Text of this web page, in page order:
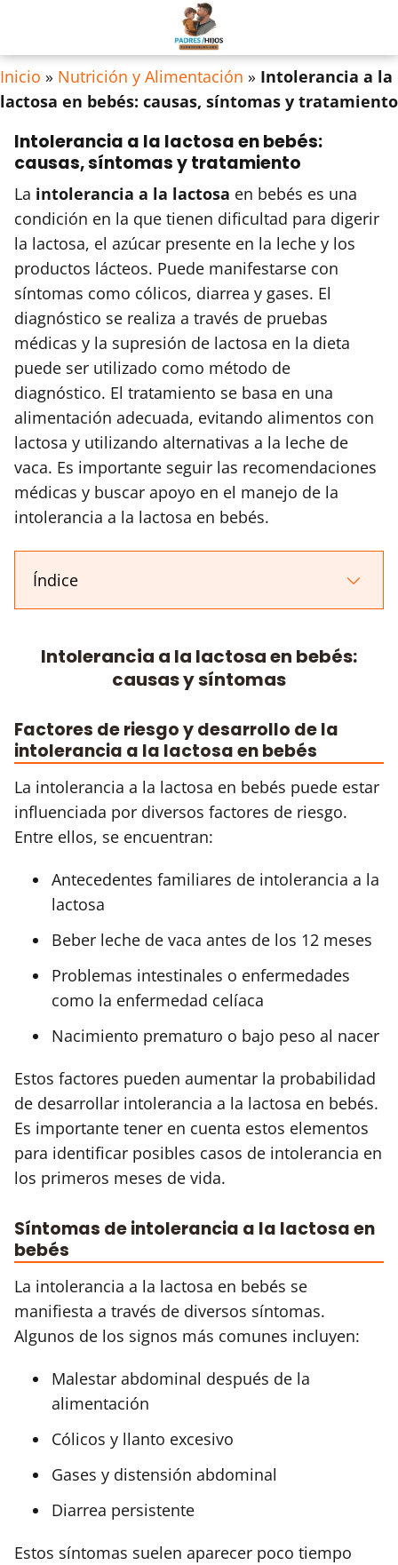
Inicio » Nutrición y Alimentación » Intolerancia a la
lactosa en bebés: causas, síntomas y tratamiento
Intolerancia a la lactosa en bebés:
causas, síntomas y tratamiento
La intolerancia a la lactosa en bebés es una
condición en la que tienen dificultad para digerir
la lactosa, el azúcar presente en la leche y los
productos lácteos. Puede manifestarse con
síntomas como cólicos, diarrea y gases. El
diagnóstico se realiza a través de pruebas
médicas y la supresión de lactosa en la dieta
puede ser utilizado como método de
diagnóstico. El tratamiento se basa en una
alimentación adecuada, evitando alimentos con
lactosa y utilizando alternativas a la leche de
vaca. Es importante seguir las recomendaciones
médicas y buscar apoyo en el manejo de la
intolerancia a la lactosa en bebés.
Índice
Intolerancia a la lactosa en bebés:
causas y síntomas
Factores de riesgo y desarrollo de la
intolerancia a la lactosa en bebés
La intolerancia a la lactosa en bebés puede estar
influenciada por diversos factores de riesgo.
Entre ellos, se encuentran:
Antecedentes familiares de intolerancia a la
lactosa
Beber leche de vaca antes de los 12 meses
Problemas intestinales o enfermedades
como la enfermedad celíaca
Nacimiento prematuro o bajo peso al nacer
Estos factores pueden aumentar la probabilidad
de desarrollar intolerancia a la lactosa en bebés.
Es importante tener en cuenta estos elementos
para identificar posibles casos de intolerancia en
los primeros meses de vida.
Síntomas de intolerancia a la lactosa en
bebés
La intolerancia a la lactosa en bebés se
manifiesta a través de diversos síntomas.
Algunos de los signos más comunes incluyen:
Malestar abdominal después de la
alimentación
Cólicos y llanto excesivo
Gases y distensión abdominal
Diarrea persistente
Estos síntomas suelen aparecer poco tiempo